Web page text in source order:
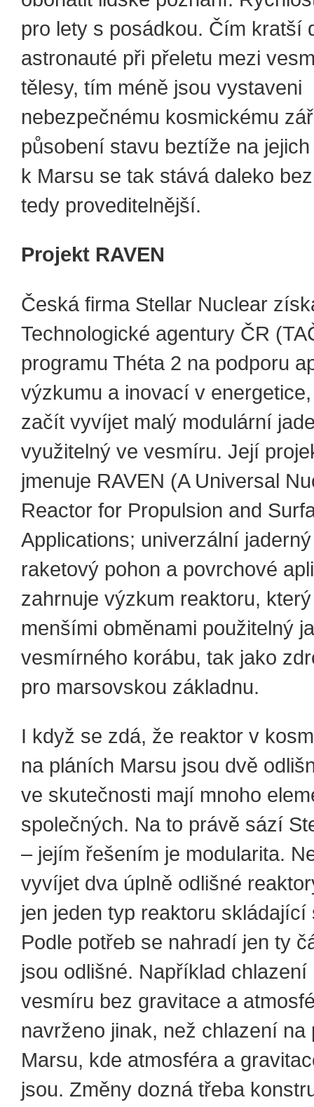
pro lety s posádkou. Čím kratší
astronauté při přeletu mezi
tělesy, tím méně jsou vystaveni
nebezpečnému kosmickému
působení stavu beztíže na
k Marsu se tak stává daleko
tedy proveditelnější.
Projekt RAVEN
Česká firma Stellar Nuclear
Technologické agentury ČR
programu Théta 2 na podporu
výzkumu a inovací v
začít vyvíjet malý modulární
využitelný ve vesmíru. Její
jmenuje RAVEN (A Universal
Reactor for Propulsion and
Applications; univerzální
raketový pohon a povrchové
zahrnuje výzkum reaktoru,
menšími obměnami použitelný
vesmírného korábu, tak jako
pro marsovskou základnu.
I když se zdá, že reaktor v
na pláních Marsu jsou dvě
ve skutečnosti mají mnoho
společných. Na to právě sází
– jejím řešením je modularita.
vyvíjet dva úplně odlišné
jen jeden typ reaktoru skládající
Podle potřeb se nahradí jen ty
jsou odlišné. Například chlazení
vesmíru bez gravitace a
navrženo jinak, než chlazení na
Marsu, kde atmosféra a
jsou. Změny dozná třeba